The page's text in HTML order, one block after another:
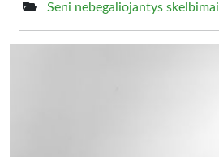
Seni nebegaliojantys skelbimai